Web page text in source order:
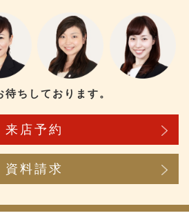
待ちしております。
来店予約
資料請求